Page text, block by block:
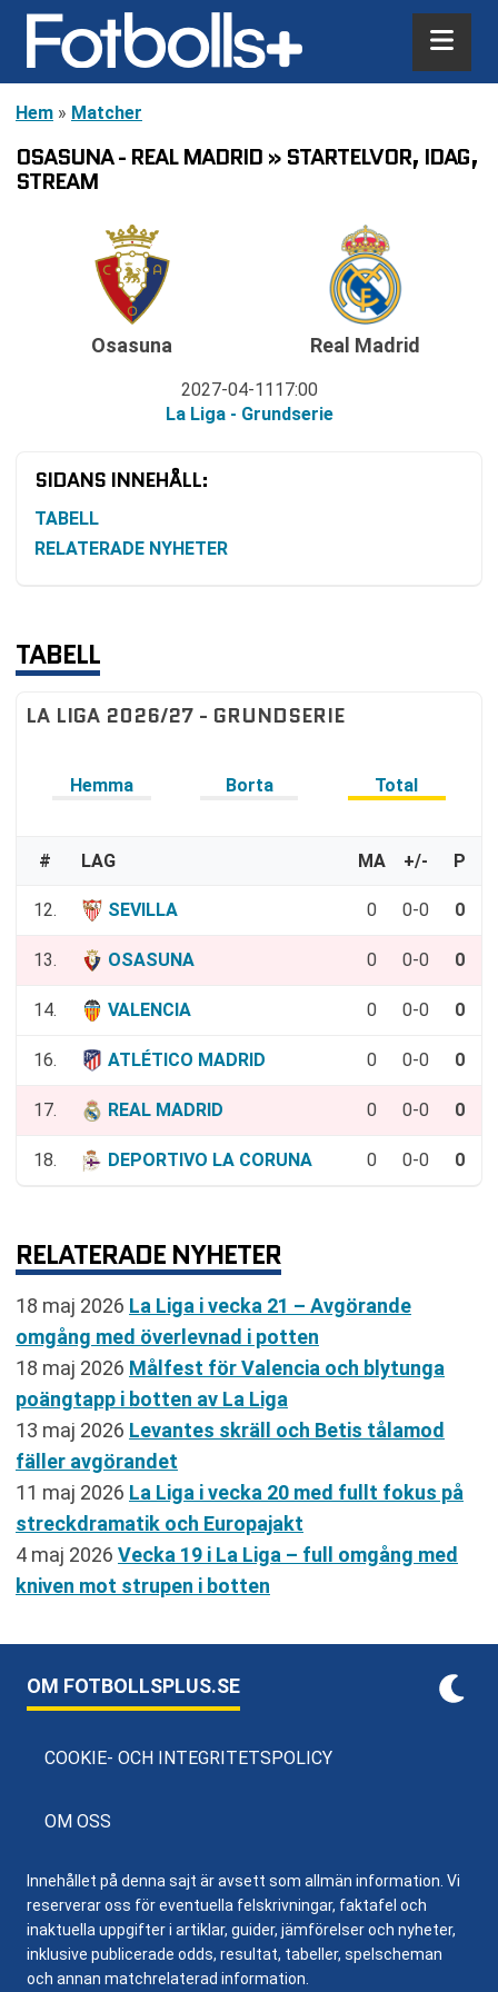
Hem » Matcher
OSASUNA - REAL MADRID » STARTELVOR, IDAG,
STREAM
Osasuna
2027-04-11 17:00
La Liga - Grundserie
Real Madrid
SIDANS INNEHÅLL:
TABELL
RELATERADE NYHETER
TABELL
LA LIGA 2026/27 - GRUNDSERIE
Hemma Borta Total
# LAG MA +/- P
12. SEVILLA 0 0-0 0
13. OSASUNA 0 0-0 0
14. VALENCIA 0 0-0 0
16. ATLÉTICO MADRID 0 0-0 0
17. REAL MADRID 0 0-0 0
18. DEPORTIVO LA CORUNA 0 0-0 0
RELATERADE NYHETER
18 maj 2026 La Liga i vecka 21 – Avgörande
omgång med överlevnad i potten
18 maj 2026 Målfest för Valencia och blytunga
poängtapp i botten av La Liga
13 maj 2026 Levantes skräll och Betis tålamod
fäller avgörandet
11 maj 2026 La Liga i vecka 20 med fullt fokus på
streckdramatik och Europajakt
4 maj 2026 Vecka 19 i La Liga – full omgång med
kniven mot strupen i botten
OM FOTBOLLSPLUS.SE
COOKIE- OCH INTEGRITETSPOLICY
OM OSS
Innehållet på denna sajt är avsett som allmän information. Vi
reserverar oss för eventuella felskrivningar, faktafel och
inaktuella uppgifter i artiklar, guider, jämförelser och nyheter,
inklusive publicerade odds, resultat, tabeller, spelscheman
och annan matchrelaterad information.